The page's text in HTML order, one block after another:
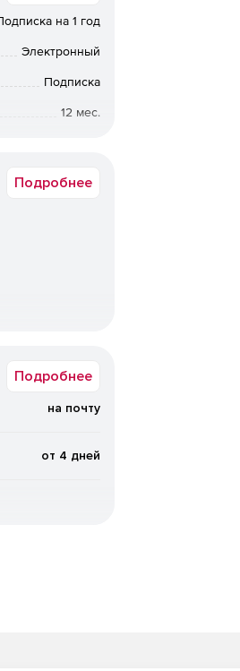
к проверенным
писем.
для
на 1 год
Электронный
Подписка
12 мес.
Подробнее
Подробнее
на почту
от 4 дней